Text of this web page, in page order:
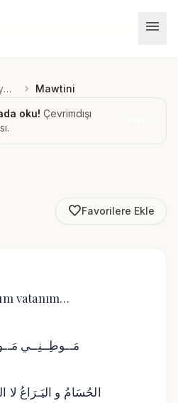
menu
Abdullah Beyhan chevron_right Mawtini
oku! Çevrimdışı
favorite_borderFavorilere Ekle
vatanım…